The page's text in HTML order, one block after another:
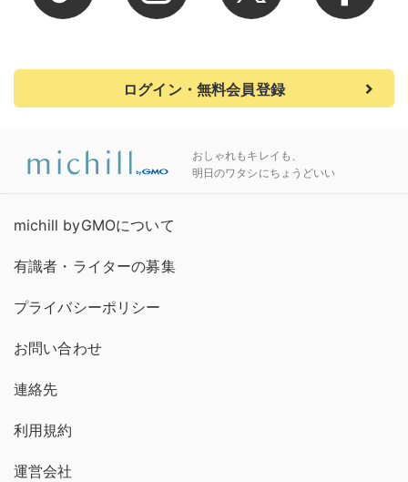
ログイン・無料会員登録
おしゃれもキレイも、
明日のワタシにちょうどいい
michill byGMOについて
有識者・ライターの募集
プライバシーポリシー
お問い合わせ
連絡先
利用規約
運営会社